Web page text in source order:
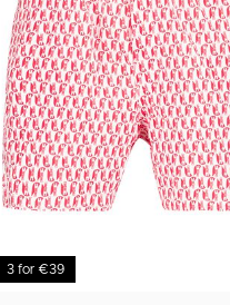
3 for €39